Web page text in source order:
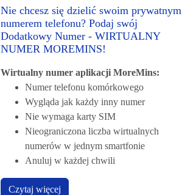
Nie chcesz się dzielić swoim prywatnym
numerem telefonu? Podaj swój
Dodatkowy Numer - WIRTUALNY
NUMER MOREMINS!
Wirtualny numer aplikacji MoreMins:
Numer telefonu komórkowego
Wygląda jak każdy inny numer
Nie wymaga karty SIM
Nieograniczona liczba wirtualnych
numerów w jednym smartfonie
Anuluj w każdej chwili
Czytaj więcej